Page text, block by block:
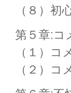
（８）
第５章:コ
（１）コ
（２）コ